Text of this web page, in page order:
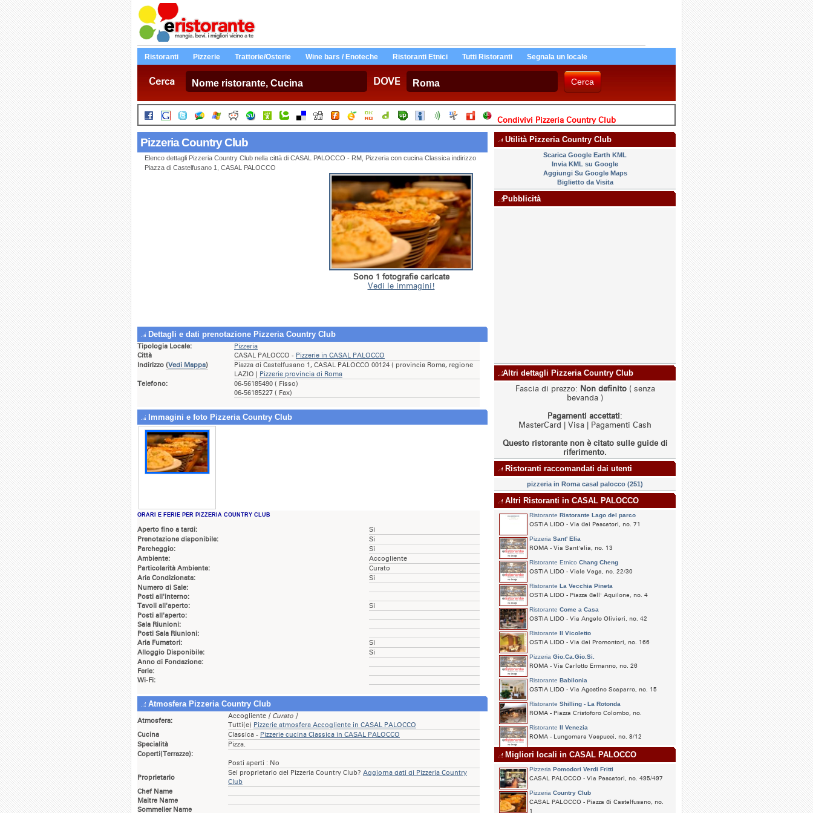
Ristoranti Pizzerie Trattorie/Osterie Wine bars / Enoteche Ristoranti Etnici Tutti Ristoranti Segnala un locale
Cerca DOVE
Condivivi Pizzeria Country Club
Pizzeria Country Club
Elenco dettagli Pizzeria Country Club nella città di CASAL PALOCCO - RM, Pizzeria con cucina Classica indirizzo
Piazza di Castelfusano 1, CASAL PALOCCO
Sono 1 fotografie caricate
Vedi le immagini!
Dettagli e dati prenotazione Pizzeria Country Club
Tipologia Locale:
Pizzeria
Città
CASAL PALOCCO - Pizzerie in CASAL PALOCCO
Indirizzo (Vedi Mappa)
Piazza di Castelfusano 1, CASAL PALOCCO 00124 ( provincia Roma, regione
LAZIO | Pizzerie provincia di Roma
Telefono:
06-56185490 ( Fisso)
06-56185227 ( Fax)
Immagini e foto Pizzeria Country Club
ORARI E FERIE PER PIZZERIA COUNTRY CLUB
Aperto fino a tardi:
Si
Prenotazione disponibile:
Si
Parcheggio:
Si
Ambiente:
Accogliente
Particolarità Ambiente:
Curato
Aria Condizionata:
Si
Numero di Sale:
Posti all'interno:
Tavoli all'aperto:
Si
Posti all'aperto:
Sala Riunioni:
Posti Sala Riunioni:
Aria Fumatori:
Si
Alloggio Disponibile:
Si
Anno di Fondazione:
Ferie:
Wi-Fi:
Atmosfera Pizzeria Country Club
Atmosfera:
Accogliente [ Curato ]
Tutti(e) Pizzerie atmosfera Accogliente in CASAL PALOCCO
Cucina
Classica - Pizzerie cucina Classica in CASAL PALOCCO
Specialità
Pizza.
Coperti(Terrazze):
Posti aperti : No
Proprietario
Sei proprietario del Pizzeria Country Club? Aggiorna dati di Pizzeria Country
Club
Chef Name
Maitre Name
Sommelier Name
Utilità Pizzeria Country Club
Scarica Google Earth KML
Invia KML su Google
Aggiungi Su Google Maps
Biglietto da Visita
Pubblicità
Altri dettagli Pizzeria Country Club
Fascia di prezzo: Non definito( senza
bevanda )
Pagamenti accettati:
MasterCard | Visa | Pagamenti Cash
Questo ristorante non è citato sulle guide di
riferimento.
Ristoranti raccomandati dai utenti
pizzeria in Roma casal palocco (251)
Altri Ristoranti in CASAL PALOCCO
Ristorante Ristorante Lago del parco
OSTIA LIDO - Via dei Pescatori, no. 71
Pizzeria Sant' Elia
ROMA - Via Sant'elia, no. 13
Ristorante Etnico Chang Cheng
OSTIA LIDO - Viale Vega, no. 22/30
Ristorante La Vecchia Pineta
OSTIA LIDO - Piazza dell' Aquilone, no. 4
Ristorante Come a Casa
OSTIA LIDO - Via Angelo Olivieri, no. 42
Ristorante Il Vicoletto
OSTIA LIDO - Via dei Promontori, no. 166
Pizzeria Gio.Ca.Gio.Si.
ROMA - Via Carlotto Ermanno, no. 26
Ristorante Babilonia
OSTIA LIDO - Via Agostino Scaparro, no. 15
Ristorante Shilling - La Rotonda
ROMA - Piazza Cristoforo Colombo, no.
Ristorante Il Venezia
ROMA - Lungomare Vespucci, no. 8/12
Migliori locali in CASAL PALOCCO
Pizzeria Pomodori Verdi Fritti
CASAL PALOCCO - Via Pescatori, no. 495/497
Pizzeria Country Club
CASAL PALOCCO - Piazza di Castelfusano, no.
1